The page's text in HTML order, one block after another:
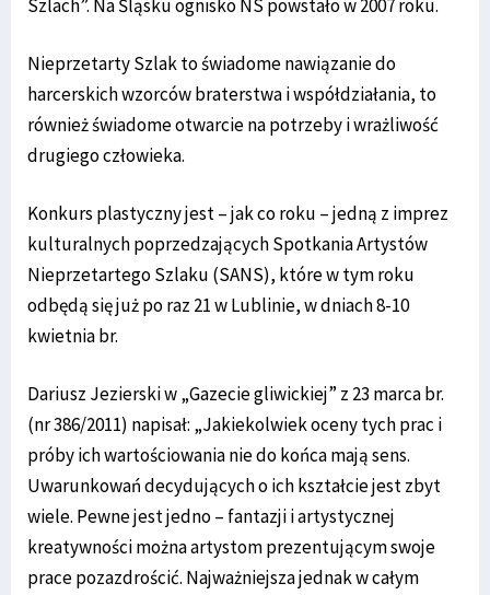
Szlach”. Na Śląsku ognisko NS powstało w 2007 roku.
Nieprzetarty Szlak to świadome nawiązanie do
harcerskich wzorców braterstwa i współdziałania, to
również świadome otwarcie na potrzeby i wrażliwość
drugiego człowieka.
Konkurs plastyczny jest – jak co roku – jedną z imprez
kulturalnych poprzedzających Spotkania Artystów
Nieprzetartego Szlaku (SANS), które w tym roku
odbędą się już po raz 21 w Lublinie, w dniach 8-10
kwietnia br.
Dariusz Jezierski w „Gazecie gliwickiej” z 23 marca br.
(nr 386/2011) napisał: „Jakiekolwiek oceny tych prac i
próby ich wartościowania nie do końca mają sens.
Uwarunkowań decydujących o ich kształcie jest zbyt
wiele. Pewne jest jedno – fantazji i artystycznej
kreatywności można artystom prezentującym swoje
prace pozazdrościć. Najważniejsza jednak w całym